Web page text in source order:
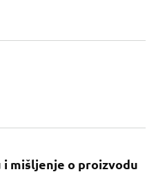
mišljenje o proizvodu